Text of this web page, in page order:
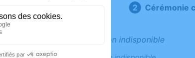
Cérémonie
Information indisponible